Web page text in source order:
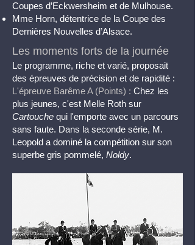
Coupes d’Eckwersheim et de Mulhouse.
Mme Horn, détentrice de la Coupe des
Dernières Nouvelles d’Alsace.
Les moments forts de la journée
Le programme, riche et varié, proposait
des épreuves de précision et de rapidité :
L'épreuve Barême A (Points) : Chez les
plus jeunes, c'est Melle Roth sur
Cartouche qui l'emporte avec un parcours
sans faute. Dans la seconde série, M.
Leopold a dominé la compétition sur son
superbe gris pommelé, Noldy.